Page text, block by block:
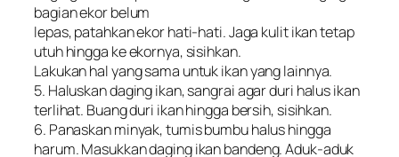
bagian ekor belum
lepas, patahkan ekor hati-hati. Jaga kulit ikan tetap
utuh hingga ke ekornya, sisihkan.
Lakukan hal yang sama untuk ikan yang lainnya.
5. Haluskan daging ikan, sangrai agar duri halus ikan
terlihat. Buang duri ikan hingga bersih, sisihkan.
6. Panaskan minyak, tumis bumbu halus hingga
harum. Masukkan daging ikan bandeng. Aduk-aduk